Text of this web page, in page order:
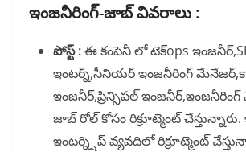
ఇంజనీరింగ్-జాబ్ వివరాలు :
పోస్ట్ :ఈ కంపెనీ లో టెక్ops
ఇంటర్న్,సీనియర్ ఇంజనీరింగ్
ఇంజనీర్,ప్రిన్సిపల్
జాబ్ రోల్ కోసం రిక్రూట్మెంట్
ఇంటర్న్షిప్ వ్యవదిలో రిక్రూట్మెంట్